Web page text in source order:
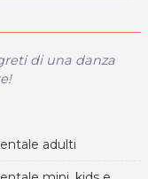
di una danza
adulti